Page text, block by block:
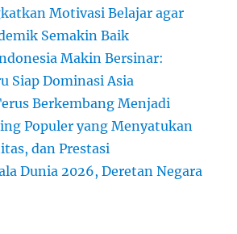
Motivasi Belajar agar
Semakin Baik
Makin Bersinar:
Siap Dominasi Asia
Berkembang Menjadi
Populer yang Menyatukan
dan Prestasi
Dunia 2026, Deretan Negara